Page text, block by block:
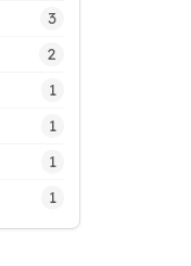
3
2
1
1
1
1